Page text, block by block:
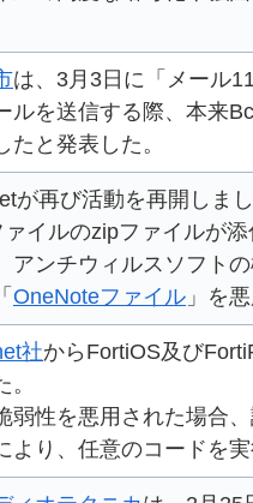
は、3月3日に「メール
ルを送信する際、本来
たと発表した。
が再び活動を再開しま
イルのzipファイルが
アンチウィルスソフト
OneNoteファイル 」を
社からFortiOS及び
。
弱性を悪用された場合
より、任意のコードを